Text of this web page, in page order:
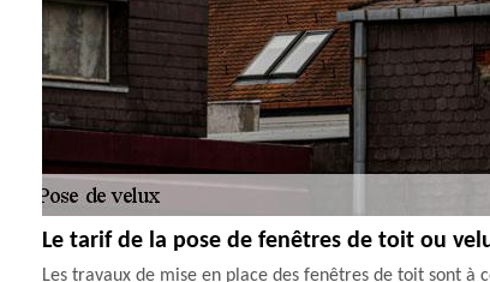
Le tarif de la pose de fenêtres de toit ou
Les travaux de mise en place des fenêtres de toit sont